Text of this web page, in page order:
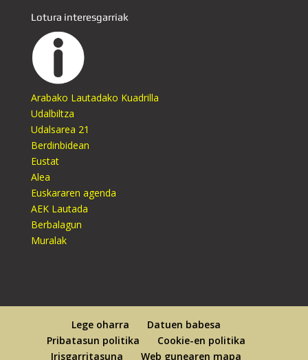
Lotura interesgarriak
Arabako Lautadako Kuadrilla
Udalbiltza
Udalsarea 21
Berdinbidean
Eustat
Alea
Euskararen agenda
AEK Lautada
Berbalagun
Muralak
Lege oharra
Datuen babesa
Pribatasun politika
Cookie-en politika
Irisgarritasuna
Web gunearen mapa